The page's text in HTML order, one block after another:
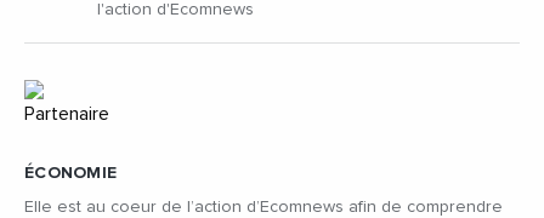
ÉCONOMIE
Elle est au coeur de l’action d’Ecomnews afin de comprendre
l'action d'Ecomnews